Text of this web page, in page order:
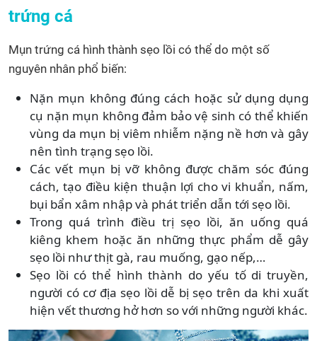
trứng cá
Mụn trứng cá hình thành sẹo lồi có thể do một số
nguyên nhân phổ biến:
Nặn mụn không đúng cách hoặc sử dụng dụng
cụ nặn mụn không đảm bảo vệ sinh có thể khiến
vùng da mụn bị viêm nhiễm nặng nề hơn và gây
nên tình trạng sẹo lồi.
Các vết mụn bị vỡ không được chăm sóc đúng
cách, tạo điều kiện thuận lợi cho vi khuẩn, nấm,
bụi bẩn xâm nhập và phát triển dẫn tới sẹo lồi.
Trong quá trình điều trị sẹo lồi, ăn uống quá
kiêng khem hoặc ăn những thực phẩm dễ gây
sẹo lồi như thịt gà, rau muống, gạo nếp,…
Sẹo lồi có thể hình thành do yếu tố di truyền,
người có cơ địa sẹo lồi dễ bị sẹo trên da khi xuất
hiện vết thương hở hơn so với những người khác.